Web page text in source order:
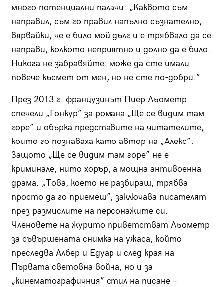
много потенциални палачи: „Каквото съм
направил, съм го правил напълно съзнателно,
вярвайки, че е било мой дълг и е трябвало да се
направи, колкото неприятно и долно да е било.
Никога не забравяйте: може да сте имали
повече късмет от мен, но не сте по-добри.”
През 2013 г. французинът Пиер Льометр
спечели „Гонкур” за романа „Ще се видим там
горе” и обърка представите на читателите,
които го познаваха като автор на „Алекс”.
Защото „Ще се видим там горе” не е
криминале, нито хорър, а мощна антивоенна
драма. „Това, което не разбираш, трябва
просто да го приемеш”, заключава писателят
през размислите на персонажите си.
Членовете на журито приветстват Льометр
за съвършената снимка на ужаса, който
преследва Албер и Едуар и след края на
Първата световна война, но и за
„кинематографичния” стил на писане –